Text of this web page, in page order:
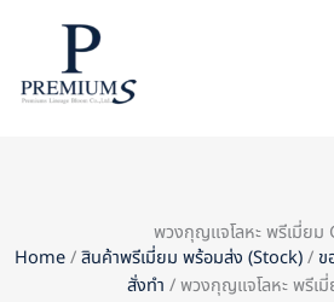
พวงกุญแจโลหะ พรีเมี่ยม
Home/สินค้าพรีเมี่ยม พร้อมส่ง (Stock)/ ข
สั่งทำ / พวงกุญแจโลหะ พรีเ